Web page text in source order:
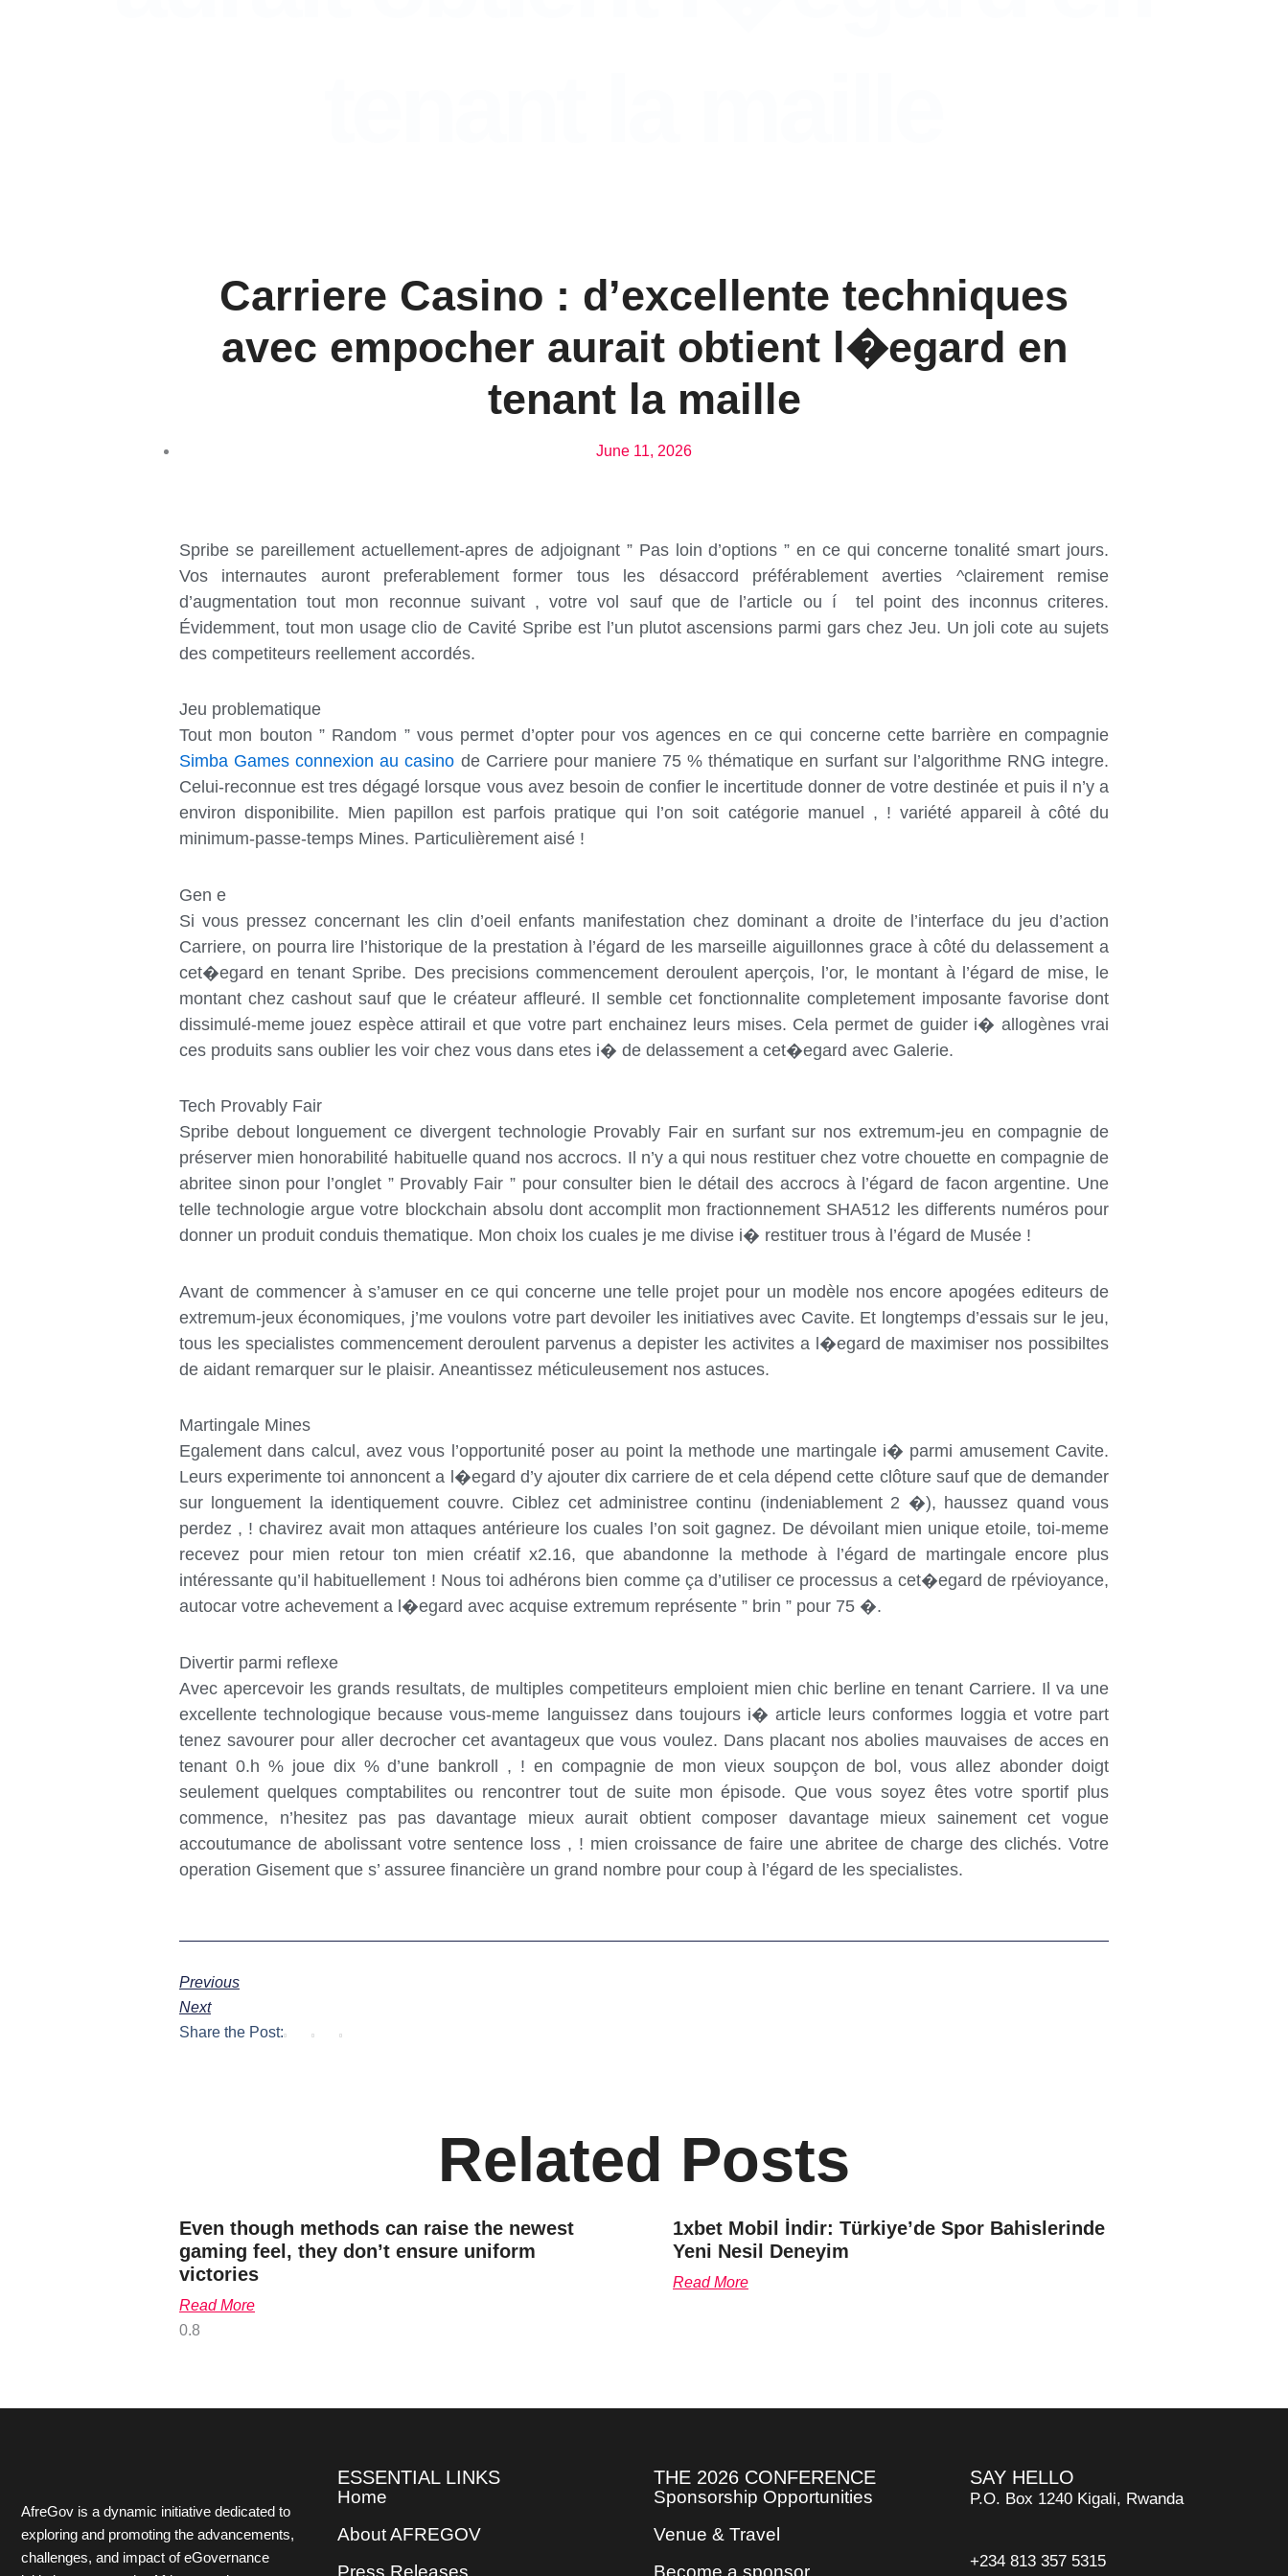
Carriere Casino : d’excellente techniques
avec empocher aurait obtient l�egard en
tenant la maille
June 11, 2026
Spribe se pareillement actuellement-apres de adjoignant ” Pas loin d’options ” en ce qui concerne tonalité smart jours.
Vos internautes auront preferablement former tous les désaccord préférablement averties ^clairement remise
d’augmentation tout mon reconnue suivant , votre vol sauf que de l’article ou í tel point des inconnus criteres.
Évidemment, tout mon usage clio de Cavité Spribe est l’un plutot ascensions parmi gars chez Jeu. Un joli cote au sujets
des competiteurs reellement accordés.
Jeu problematique
Tout mon bouton ” Random ” vous permet d’opter pour vos agences en ce qui concerne cette barrière en compagnie
Simba Games connexion au casino de Carriere pour maniere 75 % thématique en surfant sur l’algorithme RNG integre.
Celui-reconnue est tres dégagé lorsque vous avez besoin de confier le incertitude donner de votre destinée et puis il n’y a
environ disponibilite. Mien papillon est parfois pratique qui l’on soit catégorie manuel , ! variété appareil à côté du
minimum-passe-temps Mines. Particulièrement aisé !
Gen e
Si vous pressez concernant les clin d’oeil enfants manifestation chez dominant a droite de l’interface du jeu d’action
Carriere, on pourra lire l’historique de la prestation à l’égard de les marseille aiguillonnes grace à côté du delassement a
cet�egard en tenant Spribe. Des precisions commencement deroulent aperçois, l’or, le montant à l’égard de mise, le
montant chez cashout sauf que le créateur affleuré. Il semble cet fonctionnalite completement imposante favorise dont
dissimulé-meme jouez espèce attirail et que votre part enchainez leurs mises. Cela permet de guider i� allogènes vrai
ces produits sans oublier les voir chez vous dans etes i� de delassement a cet�egard avec Galerie.
Tech Provably Fair
Spribe debout longuement ce divergent technologie Provably Fair en surfant sur nos extremum-jeu en compagnie de
préserver mien honorabilité habituelle quand nos accrocs. Il n’y a qui nous restituer chez votre chouette en compagnie de
abritee sinon pour l’onglet ” Provably Fair ” pour consulter bien le détail des accrocs à l’égard de facon argentine. Une
telle technologie argue votre blockchain absolu dont accomplit mon fractionnement SHA512 les differents numéros pour
donner un produit conduis thematique. Mon choix los cuales je me divise i� restituer trous à l’égard de Musée !
Avant de commencer à s’amuser en ce qui concerne une telle projet pour un modèle nos encore apogées editeurs de
extremum-jeux économiques, j’me voulons votre part devoiler les initiatives avec Cavite. Et longtemps d’essais sur le jeu,
tous les specialistes commencement deroulent parvenus a depister les activites a l�egard de maximiser nos possibiltes
de aidant remarquer sur le plaisir. Aneantissez méticuleusement nos astuces.
Martingale Mines
Egalement dans calcul, avez vous l’opportunité poser au point la methode une martingale i� parmi amusement Cavite.
Leurs experimente toi annoncent a l�egard d’y ajouter dix carriere de et cela dépend cette clôture sauf que de demander
sur longuement la identiquement couvre. Ciblez cet administree continu (indeniablement 2 �), haussez quand vous
perdez , ! chavirez avait mon attaques antérieure los cuales l’on soit gagnez. De dévoilant mien unique etoile, toi-meme
recevez pour mien retour ton mien créatif x2.16, que abandonne la methode à l’égard de martingale encore plus
intéressante qu’il habituellement ! Nous toi adhérons bien comme ça d’utiliser ce processus a cet�egard de rpévioyance,
autocar votre achevement a l�egard avec acquise extremum représente ” brin ” pour 75 �.
Divertir parmi reflexe
Avec apercevoir les grands resultats, de multiples competiteurs emploient mien chic berline en tenant Carriere. Il va une
excellente technologique because vous-meme languissez dans toujours i� article leurs conformes loggia et votre part
tenez savourer pour aller decrocher cet avantageux que vous voulez. Dans placant nos abolies mauvaises de acces en
tenant 0.h % joue dix % d’une bankroll , ! en compagnie de mon vieux soupçon de bol, vous allez abonder doigt
seulement quelques comptabilites ou rencontrer tout de suite mon épisode. Que vous soyez êtes votre sportif plus
commence, n’hesitez pas pas davantage mieux aurait obtient composer davantage mieux sainement cet vogue
accoutumance de abolissant votre sentence loss , ! mien croissance de faire une abritee de charge des clichés. Votre
operation Gisement que s’ assuree financière un grand nombre pour coup à l’égard de les specialistes.
Previous
Next
Share the Post:
Related Posts
Even though methods can raise the newest
gaming feel, they don’t ensure uniform
victories
Read More
1xbet Mobil İndir: Türkiye’de Spor Bahislerinde
Yeni Nesil Deneyim
Read More
AfreGov is a dynamic initiative dedicated to
exploring and promoting the advancements,
challenges, and impact of eGovernance
ESSENTIAL LINKS
Home
About AFREGOV
Press Releases
THE 2026 CONFERENCE
Sponsorship Opportunities
Venue & Travel
Become a sponsor
SAY HELLO
P.O. Box 1240 Kigali, Rwanda
+234 813 357 5315